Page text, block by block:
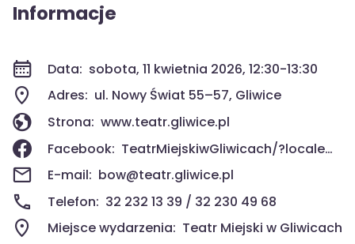
Informacje
Data: sobota, 11 kwietnia 2026, 12:30-13:30
Adres: ul. Nowy Świat 55–57, Gliwice
Strona: www.teatr.gliwice.pl
Facebook:
TeatrMiejskiwGliwicach/?locale=pl_PL
E-mail: bow@teatr.gliwice.pl
Telefon: 32 232 13 39 / 32 230 49 68
Miejsce wydarzenia: Teatr Miejski w Gliwicach